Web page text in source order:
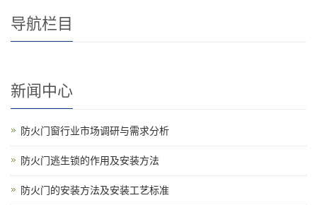
导航栏目
新闻中心
防火门窗行业市场调研与需求分析
防火门逃生锁的作用及安装方法
防火门的安装方法及安装工艺标准